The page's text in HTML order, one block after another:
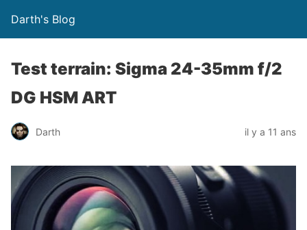
Darth's Blog
Test terrain: Sigma 24-35mm f/2
DG HSM ART
Darth il y a 11 ans